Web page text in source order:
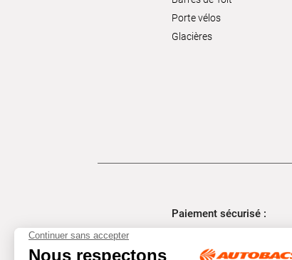
Porte vélos
Glacières
Paiement sécurisé :